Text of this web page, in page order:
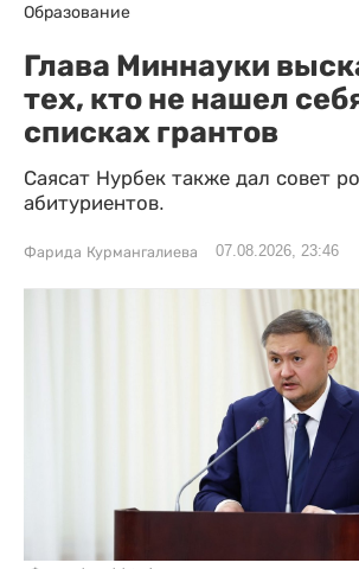
Образование
Глава Миннауки
тех, кто не нашел
списках грантов
Саясат Нурбек также дал совет
абитуриентов.
Фарида Курмангалиева 07.08.2026, 23:46